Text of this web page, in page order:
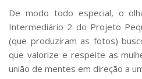
Promoção Social
Saúde Mental
Esporte, Arte e Cultura
De modo todo especial, o
Intermediário 2 do Projeto
(que produziram as fotos)
que valorize e respeite as
união de mentes em direção a